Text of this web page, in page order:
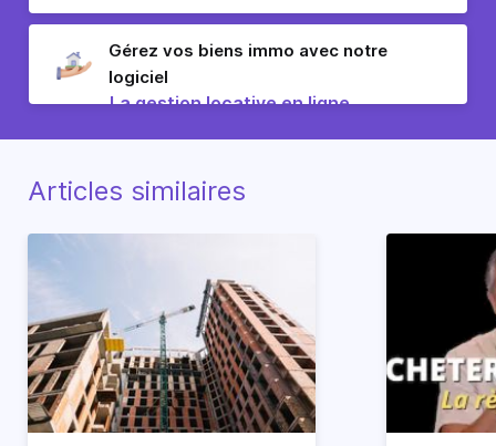
Gérez vos biens immo avec notre
logiciel
La gestion locative en ligne
Articles similaires